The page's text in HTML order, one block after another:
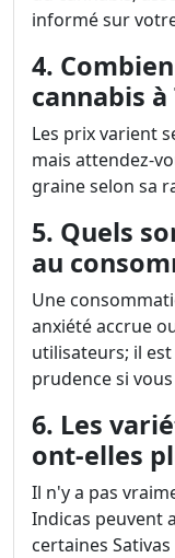
informé sur
4.
cannabis à
Les prix varient
mais attendez-
graine selon sa
5. Quels
au
Une
anxiété accrue
utilisateurs; il
prudence si
6. Les
ont-elles
Il n'y a pas
Indicas peuvent
certaines